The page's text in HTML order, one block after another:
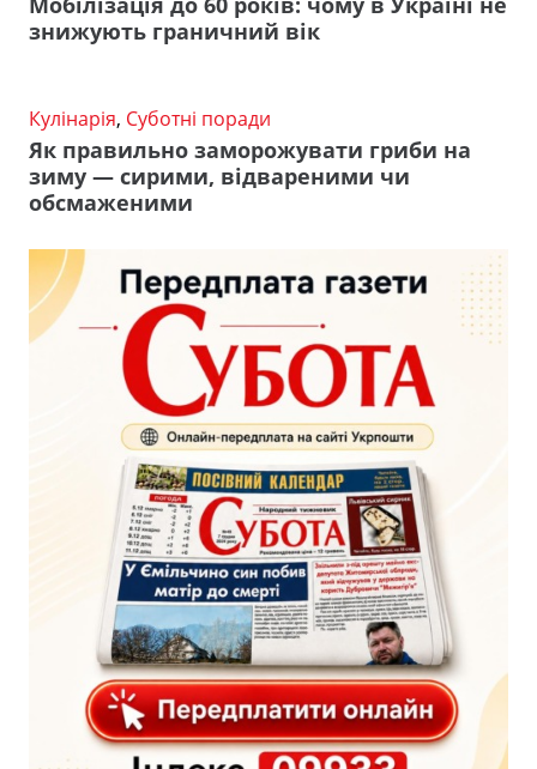
знижують граничний вік
Кулінарія, Суботні поради
Як правильно заморожувати гриби на
зиму — сирими, відвареними чи
обсмаженими